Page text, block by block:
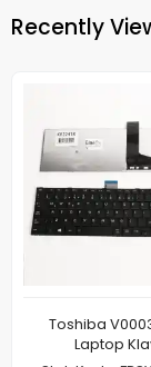
Recently
Toshiba
Laptop